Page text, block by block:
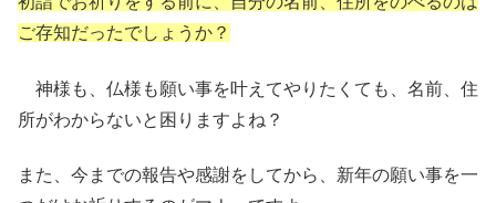
ご存知だったでしょうか？
神様も、仏様も願い事を叶えてやりたくても、名前、住
所がわからないと困りますよね？
また、今までの報告や感謝をしてから、新年の願い事を一